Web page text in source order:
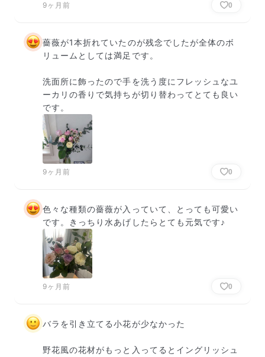
9ヶ月前 0
薔薇が1本折れていたのが残念でしたが全体のボ
リュームとしては満足です。
洗面所に飾ったので手を洗う度にフレッシュなユ
ーカリの香りで気持ちが切り替わってとても良い
です。
9ヶ月前 0
色々な種類の薔薇が入っていて、とっても可愛い
です。きっちり水あげしたらとても元気です♪
9ヶ月前 0
バラを引き立てる小花が少なかった
野花風の花材がもっと入ってるとイングリッシュ